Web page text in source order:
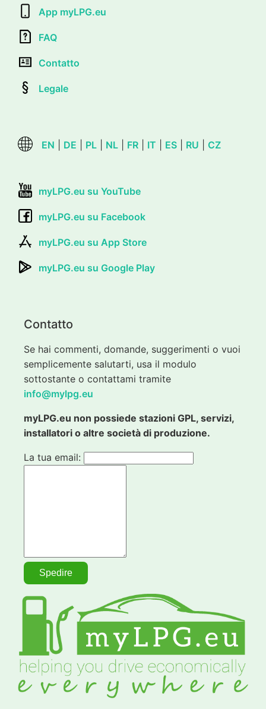
App myLPG.eu
FAQ
Contatto
Legale
EN DE PL NL FR IT ES RU CZ
myLPG.eu su YouTube
myLPG.eu su Facebook
myLPG.eu su App Store
myLPG.eu su Google Play
Contatto
Se hai commenti, domande, suggerimenti o vuoi
semplicemente salutarti, usa il modulo
sottostante o contattami tramite
info@mylpg.eu
myLPG.eu non possiede stazioni GPL, servizi,
installatori o altre società di produzione.
La tua email: